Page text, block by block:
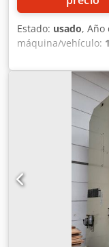
Estado: usado, Año
máquina/vehículo:
Carrera del pistón:
del pistón: 800
ajuste superior):
5040 mm
aceite: 4840 mm
de sujeción de la
Superficie de
2700 mm Fuerza
Carrera del cojín
cojín de extracción:
extracción del
pistón: 200 mm
min-1 Potencia
aproximadamente